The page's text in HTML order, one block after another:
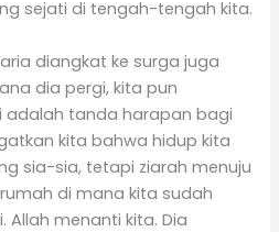
sejati di tengah-tengah kita.
diangkat ke surga juga
dia pergi, kita pun
adalah tanda harapan bagi
kita bahwa hidup kita
sia-sia, tetapi ziarah menuju
di mana kita sudah
Allah menanti kita. Dia